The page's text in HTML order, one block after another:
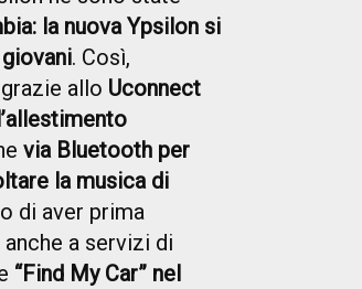
la nuova Ypsilon si
. Così,
allo Uconnect
via Bluetooth per
la musica di
di aver prima
a servizi di
“Find My Car” nel